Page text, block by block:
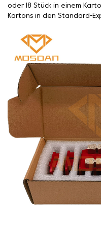
oder 18 Stück in einem
Kartons in den Standard-